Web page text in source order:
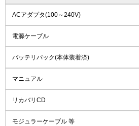
ACアダプタ(100～240V)
電源ケーブル
バッテリパック(本体装着済)
マニュアル
リカバリCD
モジュラーケーブル 等